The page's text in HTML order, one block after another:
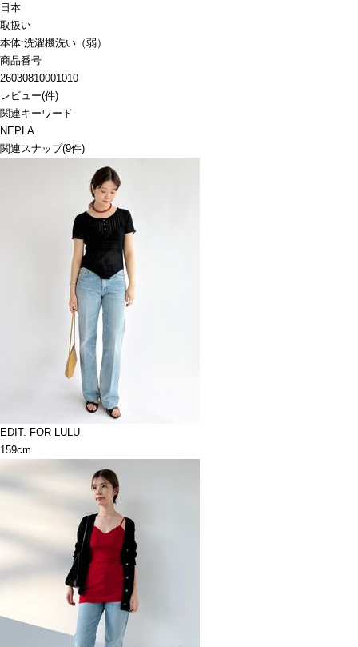
日本
取扱い
本体:洗濯機洗い（弱）
商品番号
26030810001010
レビュー(件)
関連キーワード
NEPLA.
関連スナップ(9件)
EDIT. FOR LULU
159cm